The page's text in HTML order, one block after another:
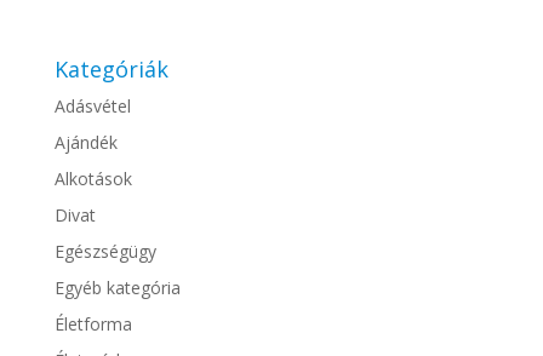
Kategóriák
Adásvétel
Ajándék
Alkotások
Divat
Egészségügy
Egyéb kategória
Életforma